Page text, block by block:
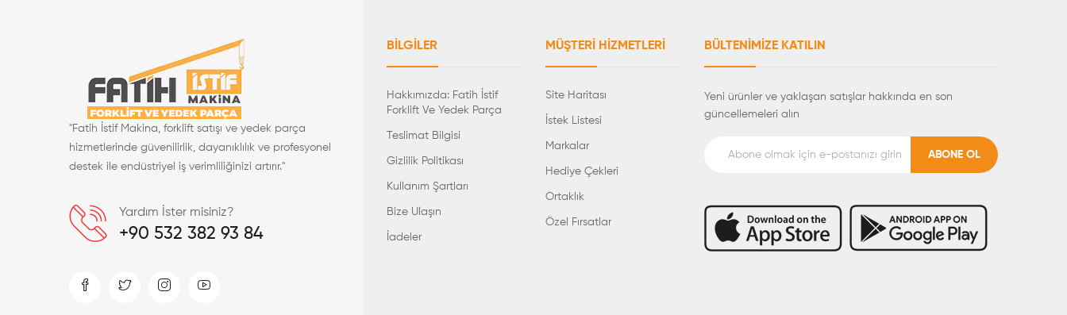
"Fatih İstif Makina, forklift satışı ve yedek parça
hizmetlerinde güvenilirlik, dayanıklılık ve profesyonel
destek ile endüstriyel iş verimliliğinizi artırır."
Yardım İster misiniz?
+90 532 382 93 84
BILGILER
Hakkımızda: Fatih İstif
Forklift Ve Yedek Parça
Teslimat Bilgisi
Gizlilik Politikası
Kullanım Şartları
Bize Ulaşın
İadeler
MÜŞTERI HIZMETLERI
Site Haritası
İstek Listesi
Markalar
Hediye Çekleri
Ortaklık
Özel Fırsatlar
BÜLTENIMIZE KATILIN
Yeni ürünler ve yaklaşan satışlar hakkında en son
güncellemeleri alın
ABONE OL